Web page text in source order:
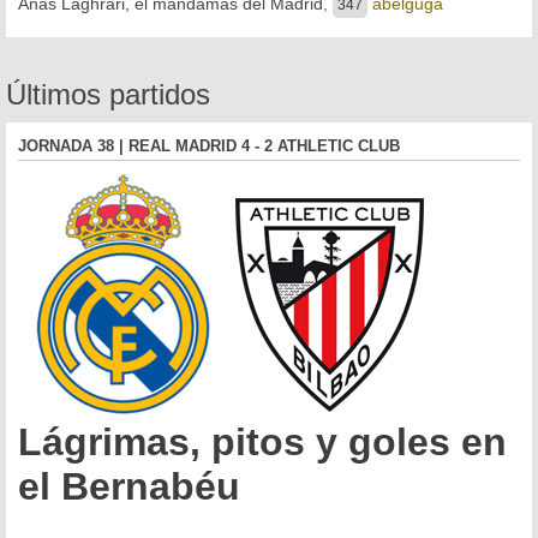
347
Últimos partidos
JORNADA 38 | REAL MADRID 4 - 2 ATHLETIC CLUB
Lágrimas, pitos y goles en
el Bernabéu